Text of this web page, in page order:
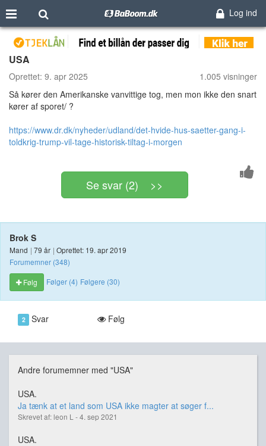
Log ind
USA
Oprettet: 9. apr 2025
1.005 visninger
Så kører den Amerikanske vanvittige tog, men mon ikke den snart
kører af sporet/ ?
https://www.dr.dk/nyheder/udland/det-hvide-hus-saetter-gang-i-
toldkrig-trump-vil-tage-historisk-tiltag-i-morgen
Se svar (2) >>
Brok S
Mand | 79 år | Oprettet: 19. apr 2019
Forumemner (348)
Følg
Følger (4) Følgere (30)
2 Svar Følg
Andre forumemner med "USA"
USA.
Ja tænk at et land som USA ikke magter at søger f...
Skrevet af: leon L - 4. sep 2021
USA.